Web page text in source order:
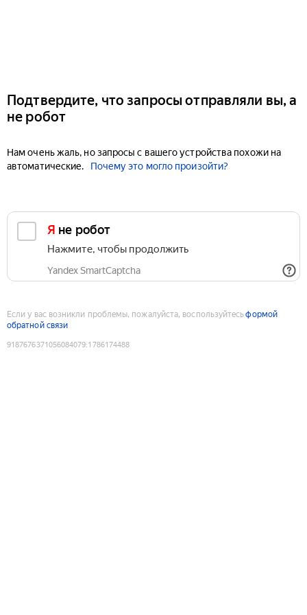
Подтвердите, что запросы отправляли вы, а
не робот
Нам очень жаль, но запросы с вашего устройства похожи на
автоматические.
Почему это могло произойти?
Я не робот
Нажмите, чтобы продолжить
Yandex SmartCaptcha
Если у вас возникли проблемы, пожалуйста, воспользуйтесьформой
обратной связи
9187676371056084079:1786174488